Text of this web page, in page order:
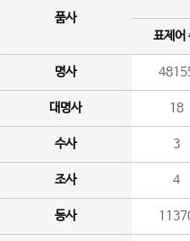
품사
표제어
명사
대명사 18
수사 3
조사 4
동사